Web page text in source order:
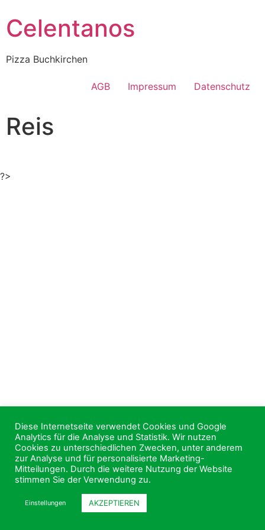
Celentanos
Pizza Buchkirchen
AGB Impressum Datenschutz
Reis
Diese Internetseite verwendet Cookies und Google
Analytics für die Analyse und Statistik. Wir nutzen
Cookies zu unterschiedlichen Zwecken, unter anderem
zur Analyse und für personalisierte Marketing-
Mitteilungen. Durch die weitere Nutzung der Website
stimmen Sie der Verwendung zu.
Einstellungen AKZEPTIEREN
?>